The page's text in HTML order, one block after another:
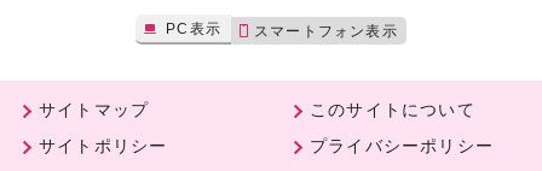
PC表示 スマートフォン表示
サイトマップ
このサイトについて
サイトポリシー
プライバシーポリシー